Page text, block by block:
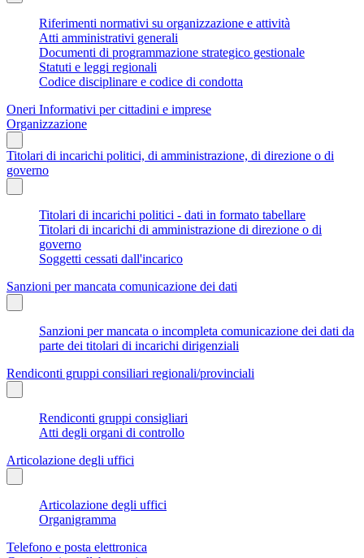
Riferimenti normativi su organizzazione e attività
Atti amministrativi generali
Documenti di programmazione strategico gestionale
Statuti e leggi regionali
Codice disciplinare e codice di condotta
Oneri Informativi per cittadini e imprese
Organizzazione
Titolari di incarichi politici, di amministrazione, di direzione o di
governo
Titolari di incarichi politici - dati in formato tabellare
Titolari di incarichi di amministrazione di direzione o di
governo
Soggetti cessati dall'incarico
Sanzioni per mancata comunicazione dei dati
Sanzioni per mancata o incompleta comunicazione dei dati da
parte dei titolari di incarichi dirigenziali
Rendiconti gruppi consiliari regionali/provinciali
Rendiconti gruppi consigliari
Atti degli organi di controllo
Articolazione degli uffici
Articolazione degli uffici
Organigramma
Telefono e posta elettronica